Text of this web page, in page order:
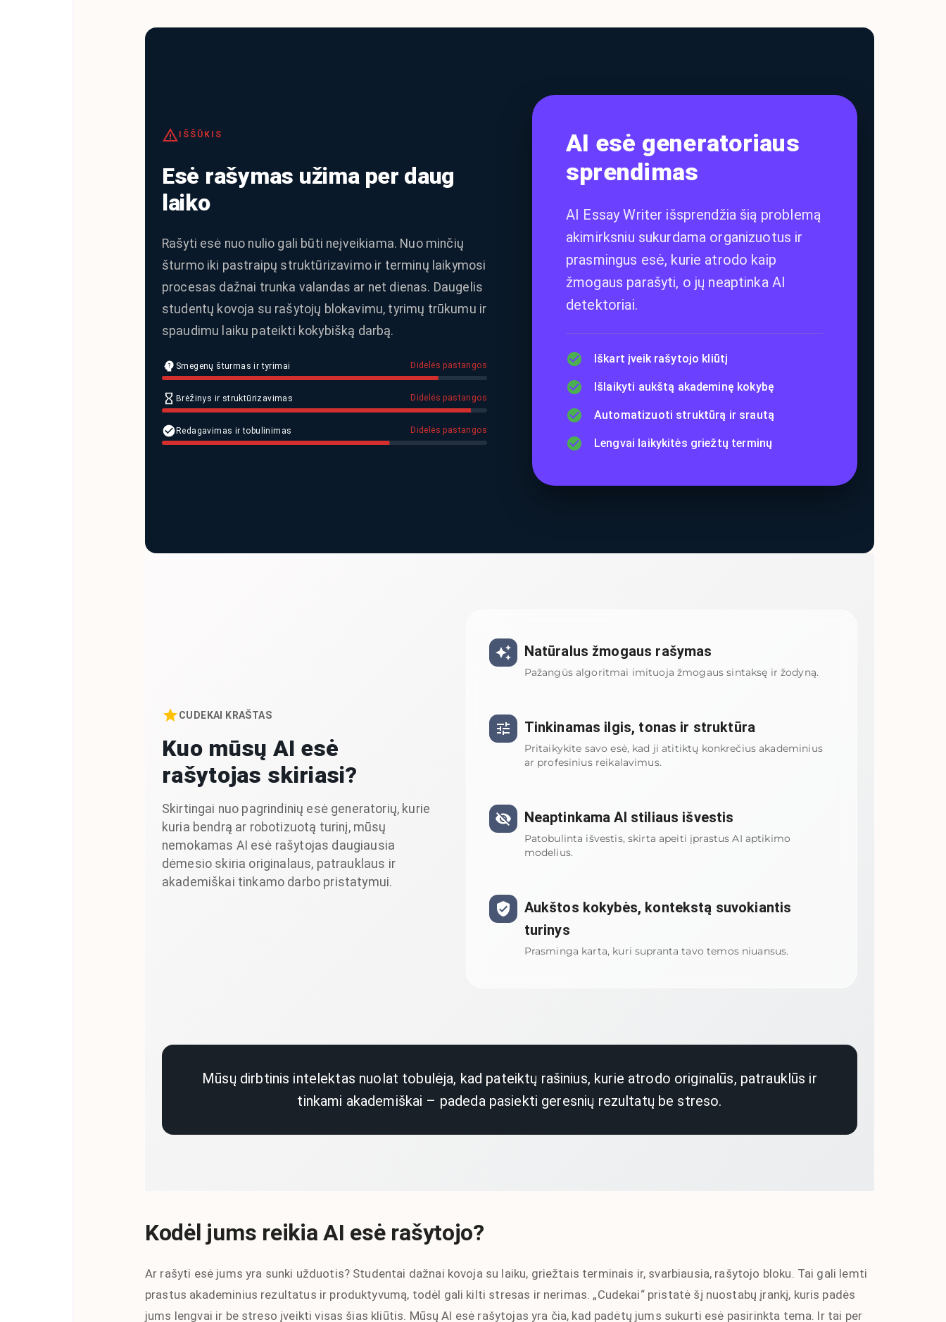
IŠŠŪKIS
Esė rašymas užima per daug
laiko
Rašyti esė nuo nulio gali būti neįveikiama. Nuo minčių
šturmo iki pastraipų struktūrizavimo ir terminų laikymosi
procesas dažnai trunka valandas ar net dienas. Daugelis
studentų kovoja su rašytojų blokavimu, tyrimų trūkumu ir
spaudimu laiku pateikti kokybišką darbą.
Smegenų šturmas ir tyrimai Didelės pastangos
Brėžinys ir struktūrizavimas Didelės pastangos
Redagavimas ir tobulinimas Didelės pastangos
AI esė generatoriaus
sprendimas
AI Essay Writer išsprendžia šią problemą
akimirksniu sukurdama organizuotus ir
prasmingus esė, kurie atrodo kaip
žmogaus parašyti, o jų neaptinka AI
detektoriai.
Iškart įveik rašytojo kliūtį
Išlaikyti aukštą akademinę kokybę
Automatizuoti struktūrą ir srautą
Lengvai laikykitės griežtų terminų
CUDEKAI KRAŠTAS
Kuo mūsų AI esė
rašytojas skiriasi?
Skirtingai nuo pagrindinių esė generatorių, kurie
kuria bendrą ar robotizuotą turinį, mūsų
nemokamas AI esė rašytojas daugiausia
dėmesio skiria originalaus, patrauklaus ir
akademiškai tinkamo darbo pristatymui.
Natūralus žmogaus rašymas
Pažangūs algoritmai imituoja žmogaus sintaksę ir žodyną.
Tinkinamas ilgis, tonas ir struktūra
Pritaikykite savo esė, kad ji atitiktų konkrečius akademinius
ar profesinius reikalavimus.
Neaptinkama AI stiliaus išvestis
Patobulinta išvestis, skirta apeiti įprastus AI aptikimo
modelius.
Aukštos kokybės, kontekstą suvokiantis
turinys
Prasminga karta, kuri supranta tavo temos niuansus.
Mūsų dirbtinis intelektas nuolat tobulėja, kad pateiktų rašinius, kurie atrodo originalūs, patrauklūs ir
tinkami akademiškai – padeda pasiekti geresnių rezultatų be streso.
Kodėl jums reikia AI esė rašytojo?
Ar rašyti esė jums yra sunki užduotis? Studentai dažnai kovoja su laiku, griežtais terminais ir, svarbiausia, rašytojo bloku. Tai gali lemti
prastus akademinius rezultatus ir produktyvumą, todėl gali kilti stresas ir nerimas. „Cudekai“ pristatė šį nuostabų įrankį, kuris padės
jums lengvai ir be streso įveikti visas šias kliūtis. Mūsų AI esė rašytojas yra čia, kad padėtų jums sukurti esė pasirinkta tema. Ir tai per